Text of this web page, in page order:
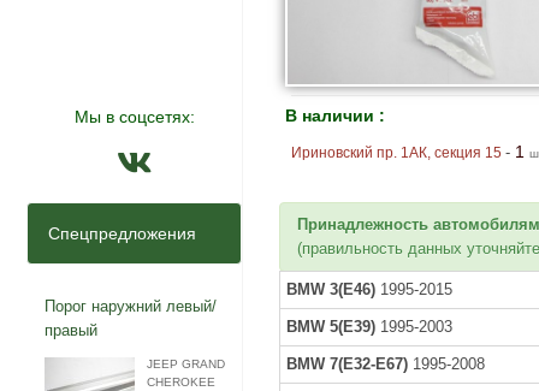
Мы в соцсетях:
Спецпредложения
Порог наружний левый/
правый
JEEP GRAND
CHEROKEE
В наличии :
Ириновский пр. 1АК, секция 15- 1
Принадлежность
(правильность данных
BMW 3(E46) 1995-2015
BMW 5(E39) 1995-2003
BMW 7(E32-E67) 1995-2008